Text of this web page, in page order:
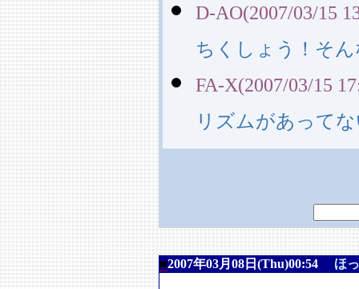
D-AO(2007/03/15
ちくしょう！そ
FA-X(2007/03/15
リズムがあって
■2007年03月08日(Thu)00:54 ほ